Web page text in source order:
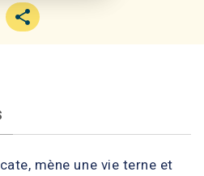
mène une vie terne et